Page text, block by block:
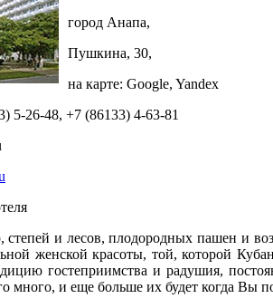
город Анапа,
Пушкина, 30,
на карте: Google, Yandex
5-26-48, +7 (86133) 4-63-81
и лесов, плодородных пашен и
женской красоты, той, которой
гостеприимства и радушия,
много, и еще больше их будет когда Вы